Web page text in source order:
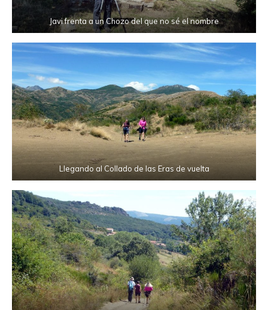
Javi frenta a un Chozo del que no sé el nombre
Llegando al Collado de las Eras de vuelta